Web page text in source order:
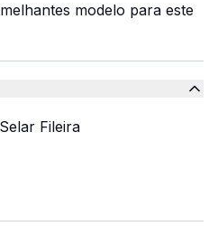
modelo para este
Selar Fileira